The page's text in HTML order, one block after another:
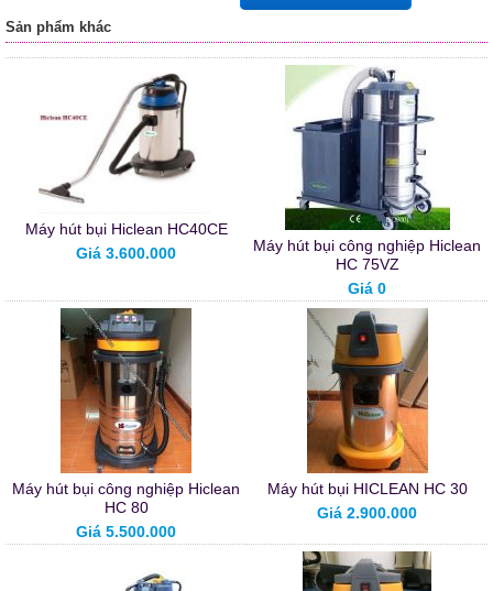
Sản phẩm khác
Máy hút bụi Hiclean HC40CE
Giá 3.600.000
Máy hút bụi công nghiệp Hiclean
HC 75VZ
Giá 0
Máy hút bụi công nghiệp Hiclean
HC 80
Giá 5.500.000
Máy hút bụi HICLEAN HC 30
Giá 2.900.000